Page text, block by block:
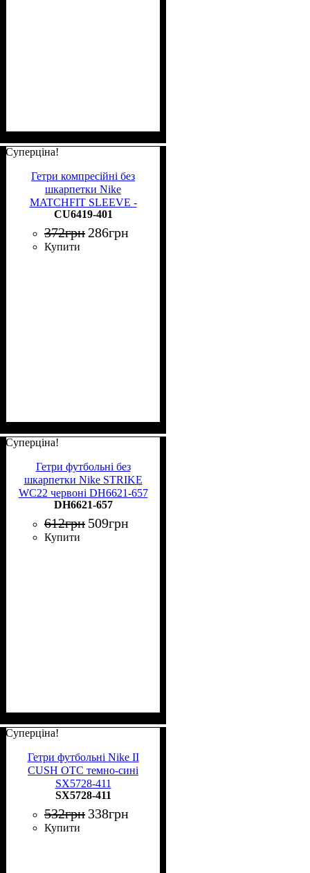
Суперціна!
Гетри компресійні без
шкарпетки Nike
MATCHFIT SLEEVE -
TEAM сині CU6419-401
CU6419-401
372грн 286грн
Купити
Суперціна!
Гетри футбольні без
шкарпетки Nike STRIKE
WC22 червоні DH6621-657
DH6621-657
612грн 509грн
Купити
Суперціна!
Гетри футбольні Nike II
CUSH OTC темно-сині
SX5728-411
SX5728-411
532грн 338грн
Купити